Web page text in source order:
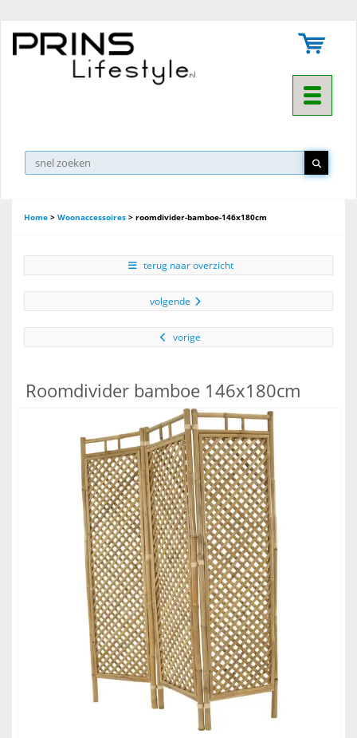
Toggle
▼
Home > Woonaccessoires > roomdivider-bamboe-146x180cm
terug naar overzicht
volgende
vorige
Roomdivider bamboe 146x180cm